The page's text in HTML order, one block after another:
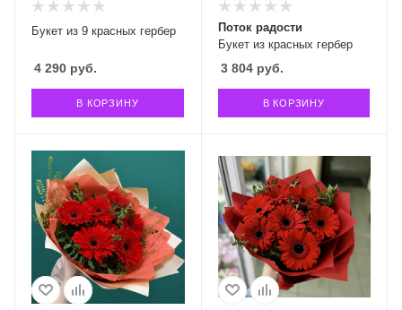
Букет из 9 красных гербер
4 290 руб.
В КОРЗИНУ
Букет из красных гербер
Поток радости
3 804руб.
В КОРЗИНУ